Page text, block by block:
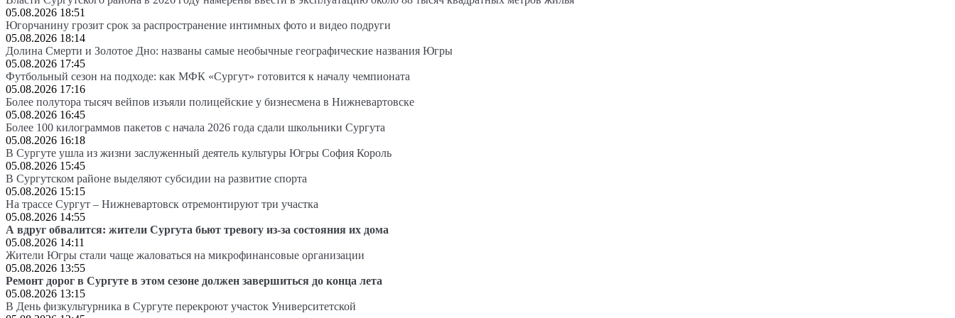
05.08.2026 18:51
Югорчанину грозит срок за распространение интимных фото и видео подруги
05.08.2026 18:14
Долина Смерти и Золотое Дно: названы самые необычные географические названия Югры
05.08.2026 17:45
Футбольный сезон на подходе: как МФК «Сургут» готовится к началу чемпионата
05.08.2026 17:16
Более полутора тысяч вейпов изъяли полицейские у бизнесмена в Нижневартовске
05.08.2026 16:45
Более 100 килограммов пакетов с начала 2026 года сдали школьники Сургута
05.08.2026 16:18
В Сургуте ушла из жизни заслуженный деятель культуры Югры София Король
05.08.2026 15:45
В Сургутском районе выделяют субсидии на развитие спорта
05.08.2026 15:15
На трассе Сургут – Нижневартовск отремонтируют три участка
05.08.2026 14:55
А вдруг обвалится: жители Сургута бьют тревогу из-за состояния их дома
05.08.2026 14:11
Жители Югры стали чаще жаловаться на микрофинансовые организации
05.08.2026 13:55
Ремонт дорог в Сургуте в этом сезоне должен завершиться до конца лета
05.08.2026 13:15
В День физкультурника в Сургуте перекроют участок Университетской